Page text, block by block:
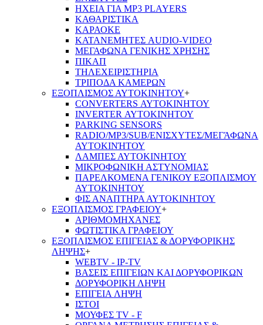
ΗΧΕΙΑ ΓΙΑ MP3 PLAYERS
ΚΑΘΑΡΙΣΤΙΚΑ
ΚΑΡΑΟΚΕ
ΚΑΤΑΝΕΜΗΤΕΣ AUDIO-VIDEO
ΜΕΓΑΦΩΝΑ ΓΕΝΙΚΗΣ ΧΡΗΣΗΣ
ΠΙΚΑΠ
ΤΗΛΕΧΕΙΡΙΣΤΗΡΙΑ
ΤΡΙΠΟΔΑ ΚΑΜΕΡΩΝ
ΕΞΟΠΛΙΣΜΟΣ ΑΥΤΟΚΙΝΗΤΟΥ+
CONVERTERS ΑΥΤΟΚΙΝΗΤΟΥ
INVERTER ΑΥΤΟΚΙΝΗΤΟΥ
PARKING SENSORS
RADIO/MP3/SUB/ΕΝΙΣΧΥΤΕΣ/ΜΕΓΆΦΩΝΑ
ΑΥΤΟΚΙΝΉΤΟΥ
ΛΑΜΠΕΣ ΑΥΤΟΚΙΝΗΤΟΥ
ΜΙΚΡΟΦΩΝΙΚΗ ΑΣΤΥΝΟΜΙΑΣ
ΠΑΡΕΛΚΟΜΕΝΑ ΓΕΝΙΚΟΥ ΕΞΟΠΛΙΣΜΟΥ
ΑΥΤΟΚΙΝΗΤΟΥ
ΦΙΣ ΑΝΑΠΤΗΡΑ ΑΥΤΟΚΙΝΗΤΟΥ
ΕΞΟΠΛΙΣΜΟΣ ΓΡΑΦΕΙΟΥ+
ΑΡΙΘΜΟΜΗΧΑΝΕΣ
ΦΩΤΙΣΤΙΚΑ ΓΡΑΦΕΙΟΥ
ΕΞΟΠΛΙΣΜΟΣ ΕΠΙΓΕΙΑΣ & ΔΟΡΥΦΟΡΙΚΗΣ
ΛΗΨΗΣ+
WEBTV - IP-TV
ΒΑΣΕΙΣ ΕΠΙΓΕΙΩΝ ΚΑΙ ΔΟΡΥΦΟΡΙΚΩΝ
ΔΟΡΥΦΟΡΙΚΗ ΛΗΨΗ
ΕΠΙΓΕΙA ΛΗΨΗ
ΙΣΤΟΙ
ΜΟΥΦΕΣ TV - F